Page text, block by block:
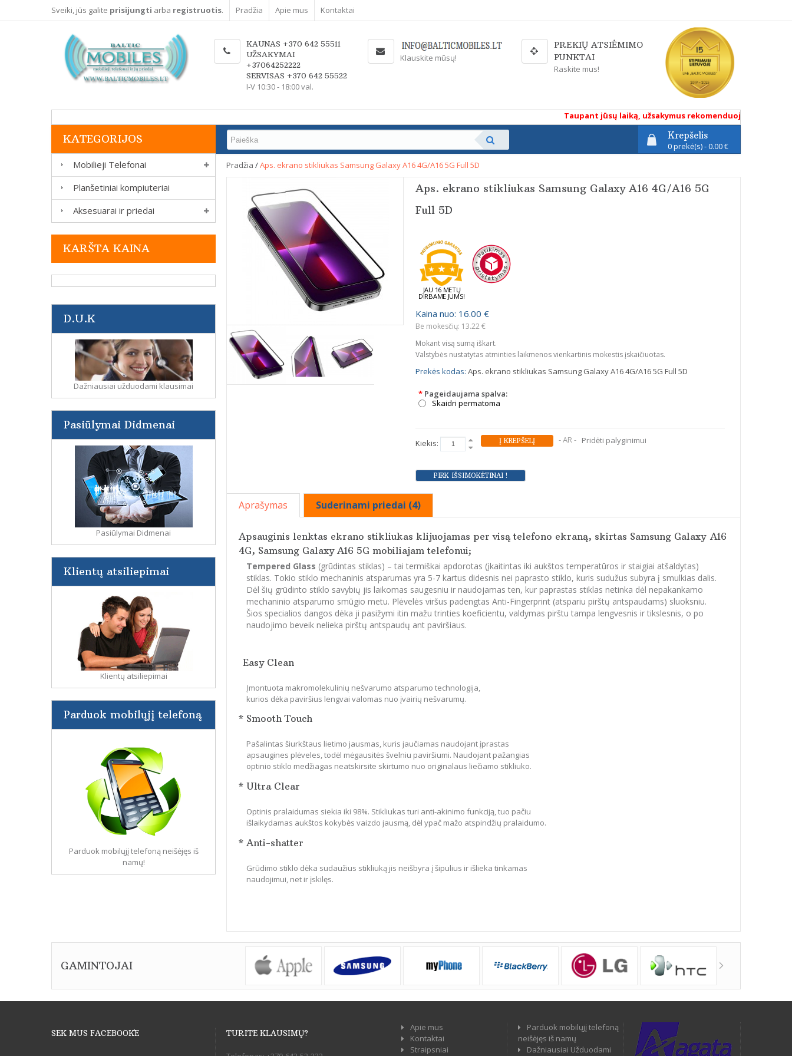
Sveiki, jūs galite prisijungti arba registruotis. Pradžia Apie mus Kontaktai
KAUNAS +370 642 55511
UŽSAKYMAI
+37064252222
SERVISAS +370 642 55522
I-V 10:30 - 18:00 val.
Klauskite mūsų!
PREKIŲ ATSIĖMIMO
PUNKTAI
Raskite mus!
Taupant jūsų laiką, užsakymus rekomenduojame atlikti
Krepšelis
0 prekė(s) - 0.00 €
KATEGORIJOS
Mobilieji Telefonai
Planšetiniai kompiuteriai
Aksesuarai ir priedai
KARŠTA KAINA
D.U.K
Dažniausiai užduodami klausimai
Pasiūlymai Didmenai
Pasiūlymai Didmenai
Klientų atsiliepimai
Klientų atsiliepimai
Parduok mobilųjį telefoną
Parduok mobilųjį telefoną neišėjęs iš
namų!
Pradžia /Aps. ekrano stikliukas Samsung Galaxy A16 4G/A16 5G Full 5D
Aps. ekrano stikliukas Samsung Galaxy A16 4G/A16 5G
Full 5D
JAU 16 METŲ
DIRBAME JUMS!
Kaina nuo: 16.00 €
Be mokesčių: 13.22 €
Mokant visą sumą iškart.
Valstybės nustatytas atminties laikmenos vienkartinis mokestis įskaičiuotas.
Prekės kodas: Aps. ekrano stikliukas Samsung Galaxy A16 4G/A16 5G Full 5D
* Pageidaujama spalva:
Skaidri permatoma
Kiekis: - AR - Pridėti palyginimui
Aprašymas Suderinami priedai (4)
Apsauginis lenktas ekrano stikliukas klijuojamas per visą telefono ekraną, skirtas Samsung GalaxyA16
4G, Samsung Galaxy A16 5G mobiliajam telefonui;
Tempered Glass (grūdintas stiklas) – tai termiškai apdorotas (įkaitintas iki aukštos temperatūros ir staigiai atšaldytas)
stiklas. Tokio stiklo mechaninis atsparumas yra 5-7 kartus didesnis nei paprasto stiklo, kuris sudužus subyra į smulkias dalis.
Dėl šių grūdinto stiklo savybių jis laikomas saugesniu ir naudojamas ten, kur paprastas stiklas netinka dėl nepakankamo
mechaninio atsparumo smūgio metu. Plėvelės viršus padengtas Anti-Fingerprint (atspariu pirštų antspaudams) sluoksniu.
Šios specialios dangos dėka ji pasižymi itin mažu trinties koeficientu, valdymas pirštu tampa lengvesnis ir tikslesnis, o po
naudojimo beveik nelieka pirštų antspaudų ant paviršiaus.
Easy Clean
Įmontuota makromolekulinių nešvarumo atsparumo technologija,
kurios dėka paviršius lengvai valomas nuo įvairių nešvarumų.
* Smooth Touch
Pašalintas šiurkštaus lietimo jausmas, kuris jaučiamas naudojant įprastas
apsaugines plėveles, todėl mėgausitės švelniu paviršiumi. Naudojant pažangias
optinio stiklo medžiagas neatskirsite skirtumo nuo originalaus liečiamo stikliuko.
* Ultra Clear
Optinis pralaidumas siekia iki 98%. Stikliukas turi anti-akinimo funkciją, tuo pačiu
išlaikydamas aukštos kokybės vaizdo jausmą, dėl ypač mažo atspindžių pralaidumo.
* Anti-shatter
Grūdimo stiklo dėka sudaužius stikliuką jis neišbyra į šipulius ir išlieka tinkamas
naudojimui, net ir įskilęs.
GAMINTOJAI
SEK MUS FACEBOOK`E TURITE KLAUSIMŲ?
Apie mus
Kontaktai
Straipsniai
Parduok mobilųjį telefoną
neišėjęs iš namų
Dažniausiai Užduodami